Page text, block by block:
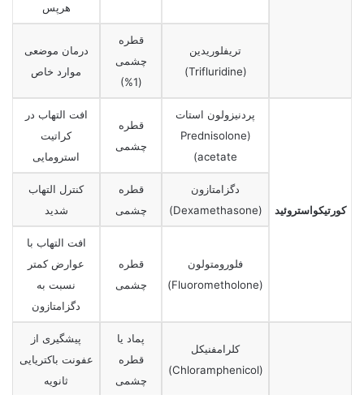
هرپس
تریفلوریدین
(Trifluridine)
قطره
چشمی
(1%)
درمان موضعی
موارد خاص
کورتیکواستروئید
پردنیزولون استات
(Prednisolone
acetate)
قطره
چشمی
افت التهاب در
کراتیت
استرومایی
دگزامتازون
(Dexamethasone)
قطره
چشمی
کنترل التهاب
شدید
فلورومتولون
(Fluorometholone)
قطره
چشمی
افت التهاب با
عوارض کمتر
نسبت به
دگزامتازون
کلرامفنیکل
(Chloramphenicol)
پماد یا
قطره
چشمی
پیشگیری از
عفونت باکتریایی
ثانویه